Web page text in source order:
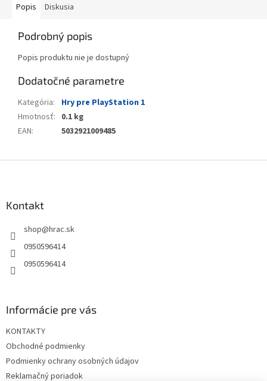
Popis Diskusia
Podrobný popis
Popis produktu nie je dostupný
Dodatočné parametre
Kategória:
Hry pre PlayStation 1
Hmotnosť: 0.1 kg
EAN: 5032921009485
Kontakt
shop@hrac.sk
0950596414
0950596414
Informácie pre vás
KONTAKTY
Obchodné podmienky
Podmienky ochrany osobných údajov
Reklamačný poriadok